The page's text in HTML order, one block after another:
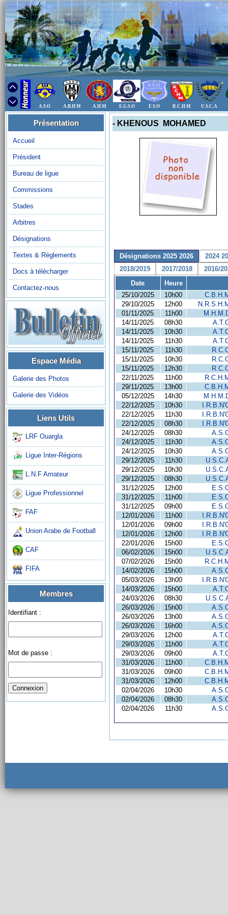
A.S.O A.B.H.M A.H.M E.G.S.O E.S.O R.C.H.M U.S.C.A
Présentation
Accueil
Président
Bureau de ligue
Commissions
Stades
Arbitres
Désignations
Textes & Réglements
Docs à télécharger
Contactez-nous
Espace Média
Galerie des Photos
Galerie des Vidéos
Liens Utils
LRF Ouargla
Ligue Inter-Régions
L.N.F Amateur
Ligue Professionnel
FAF
Union Arabe de Football
CAF
FIFA
Membres
Identifiant :
Mot de passe :
- KHENOUS MOHAMED
Désignations 2025 2026
2024
2018/2019
2017/2018
2016/
Date
Heure
25/10/2025
10h00
29/10/2025
12h00
01/11/2025
11h00
14/11/2025
08h30
14/11/2025
10h30
14/11/2025
11h30
15/11/2025
11h30
15/11/2025
10h30
15/11/2025
12h30
22/11/2025
11h00
29/11/2025
13h00
05/12/2025
14h30
22/12/2025
10h30
22/12/2025
11h30
22/12/2025
08h30
24/12/2025
08h30
24/12/2025
11h30
24/12/2025
10h30
29/12/2025
11h30
29/12/2025
10h30
29/12/2025
08h30
31/12/2025
12h00
31/12/2025
11h00
31/12/2025
09h00
12/01/2026
11h00
12/01/2026
09h00
12/01/2026
12h00
22/01/2026
15h00
06/02/2026
15h00
07/02/2026
15h00
14/02/2026
15h00
05/03/2026
13h00
14/03/2026
15h00
24/03/2026
08h30
26/03/2026
15h00
26/03/2026
13h00
26/03/2026
16h00
29/03/2026
12h00
29/03/2026
11h00
29/03/2026
09h00
31/03/2026
11h00
31/03/2026
09h00
31/03/2026
12h00
02/04/2026
10h30
02/04/2026
08h30
02/04/2026
11h30